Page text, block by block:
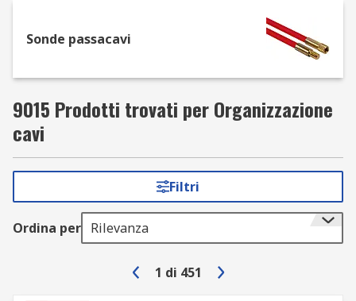
tenere i cavi separati in modo da poterli
trovare facilmente.
dimensioni. Si usano per tenere i cavi
Sonde passacavi
9015 Prodotti trovati per Organizzazione
cavi
Filtri
Ordina per Rilevanza
1 di 451